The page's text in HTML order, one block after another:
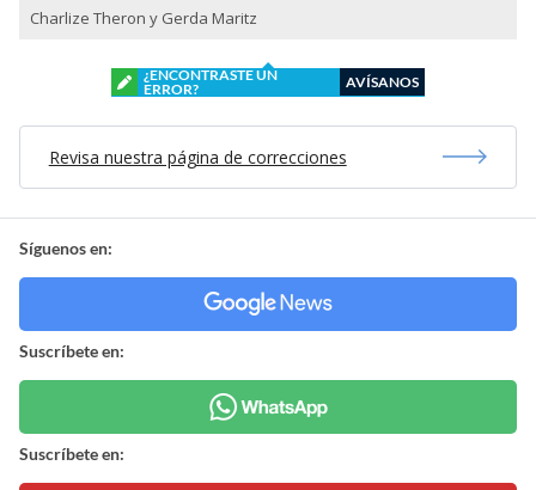
Charlize Theron y Gerda Maritz
¿ENCONTRASTE UN
ERROR?
AVÍSANOS
Revisa nuestra página de correcciones
Síguenos en:
Suscríbete en:
Suscríbete en: